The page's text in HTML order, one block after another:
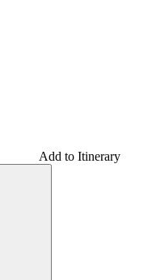
Add to Itinerary